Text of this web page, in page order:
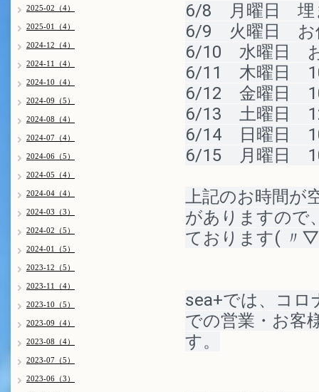
6/8　月曜日　
6/9　火曜日　
6/10　水曜日　
6/11　木曜日　
6/12　金曜日　
6/13　土曜日　
6/14　日曜日　
6/15　月曜日　
上記のお時間が
がありますので
ております( 〃
sea+では、コロ
での営業・お客
す。
2025-02（4）
2025-01（4）
2024-12（4）
2024-11（4）
2024-10（4）
2024-09（5）
2024-08（4）
2024-07（4）
2024-06（5）
2024-05（4）
2024-04（4）
2024-03（3）
2024-02（5）
2024-01（5）
2023-12（5）
2023-11（4）
2023-10（5）
2023-09（4）
2023-08（4）
2023-07（5）
2023-06（3）